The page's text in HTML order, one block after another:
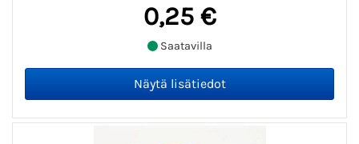
0,25 €
Saatavilla